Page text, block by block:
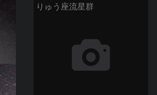
りゅう座流星群